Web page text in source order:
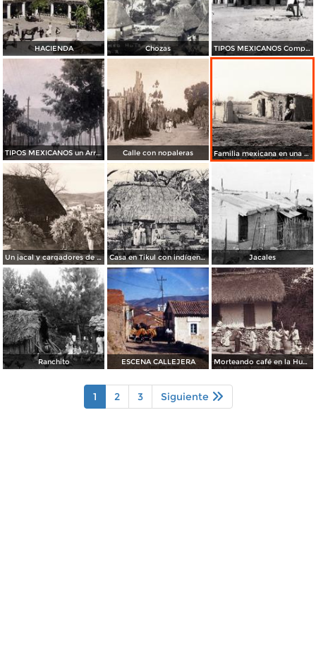
HACIENDA Chozas TIPOS MEXICANOS Compradores
TIPOS MEXICANOS un Arriero Calle con nopaleras Familia mexicana en una casa de abobe
Un jacal y cargadores de leña Casa en Tikul con indígenas Jacales
Ranchito ESCENA CALLEJERA Morteando café en la Huasteca Potosina
1 2 3 Siguiente